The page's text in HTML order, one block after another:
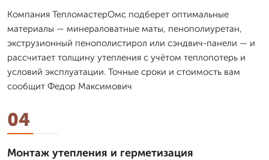
Компания ТепломастерОмс подберет оптимальные
материалы — минераловатные маты, пенополиуретан,
экструзионный пенополистирол или сэндвич-панели — и
рассчитает толщину утепления с учётом теплопотерь и
условий эксплуатации. Точные сроки и стоимость вам
сообщит Федор Максимович
04
Монтаж утепления и герметизация